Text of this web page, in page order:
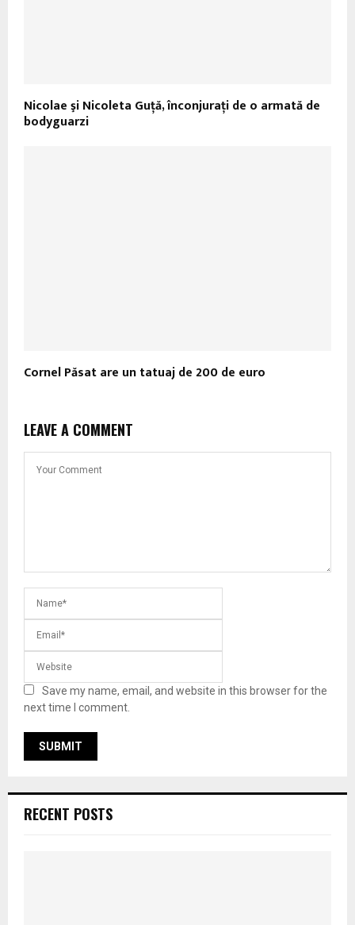
Nicolae şi Nicoleta Guţă, înconjuraţi de o armată de
bodyguarzi
Cornel Păsat are un tatuaj de 200 de euro
LEAVE A COMMENT
Save my name, email, and website in this browser for the
next time I comment.
RECENT POSTS